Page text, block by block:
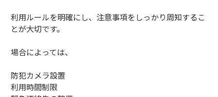
利用ルールを明確にし、注意事項をしっかり周知するこ
とが大切です。
場合によっては、
防犯カメラ設置
利用時間制限